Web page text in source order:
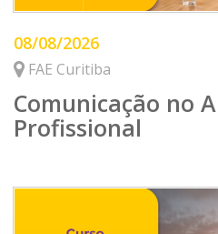
08/08/2026
FAE Curitiba
Comunicação no
Profissional